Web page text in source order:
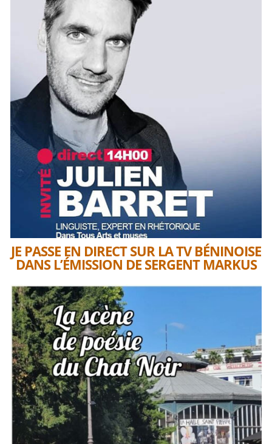
JE PASSE EN DIRECT SUR LA TV BÉNINOISE
DANS L’ÉMISSION DE SERGENT MARKUS